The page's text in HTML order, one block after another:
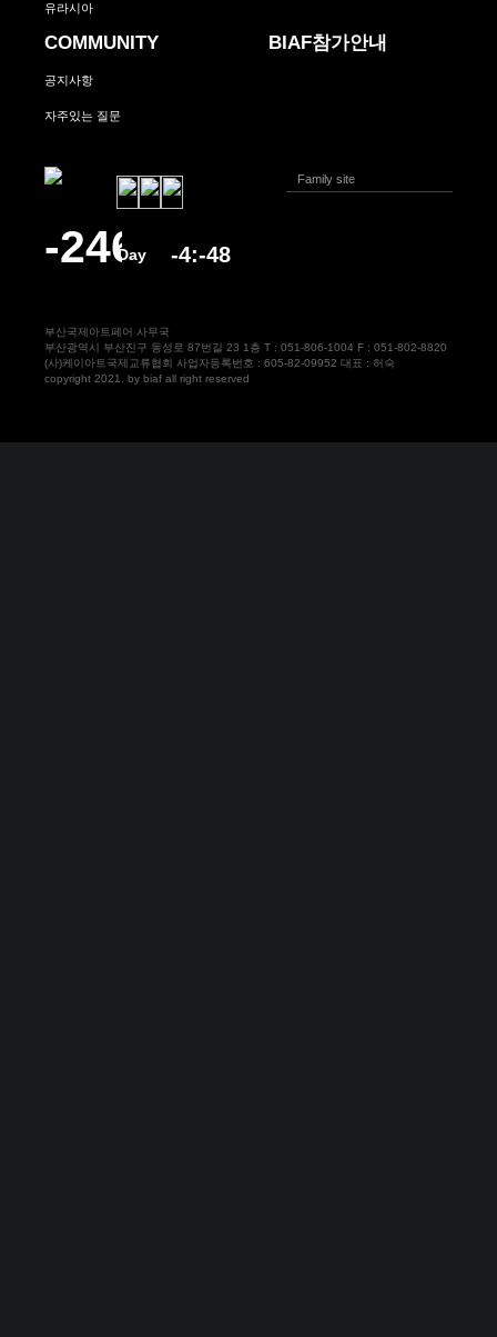
유라시아
COMMUNITY
공지사항
자주있는 질문
BIAF참가안내
부산국제아트페어 사무국
부산광역시 부산진구 동성로 87번길 23 1층 T : 051-806-1004 F : 051-802-8820
(사)케이아트국제교류협회 사업자등록번호 : 605-82-09952 대표 : 허숙
copyright 2021. by biaf all right reserved